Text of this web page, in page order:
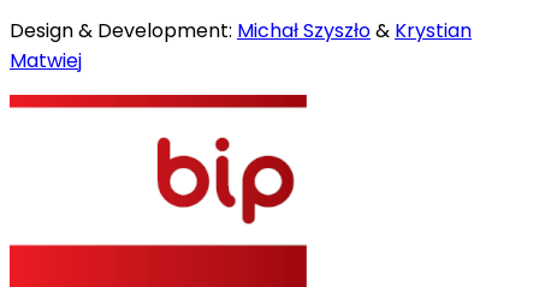
Design & Development: Michał Szyszło& Krystian
Matwiej